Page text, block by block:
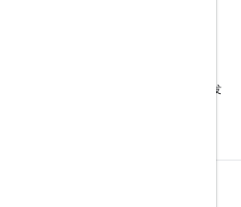
阅读 Google Workspace 开发